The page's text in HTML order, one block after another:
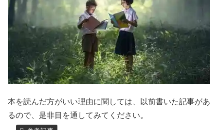
本を読んだ方がいい理由に関しては、以前書いた記事があ
るので、是非目を通してみてください。